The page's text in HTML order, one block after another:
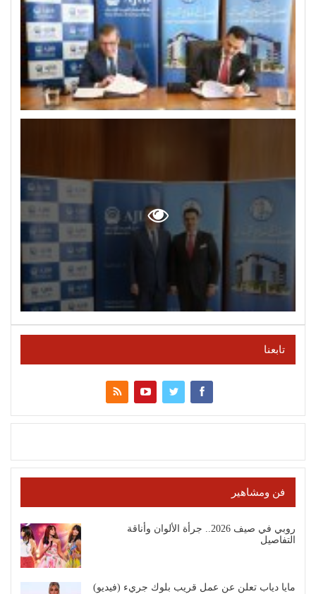
تابعنا
فن ومشاهير
روبي في صيف 2026.. جرأة الألوان وأناقة
التفاصيل
مايا دياب تعلن عن عمل قريب بلوك جريء (فيديو)